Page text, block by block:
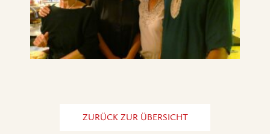
ZURÜCK ZUR ÜBERSICHT